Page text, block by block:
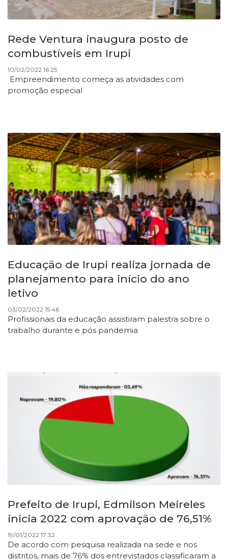
Rede Ventura inaugura posto de
combustíveis em Irupi
10/02/2022 16:25
Empreendimento começa as atividades com
promoção especial
Educação de Irupi realiza jornada de
planejamento para início do ano
letivo
03/02/2022 15:46
Profissionais da educação assistiram palestra sobre o
trabalho durante e pós pandemia
Prefeito de Irupi, Edmilson Meireles
inicia 2022 com aprovação de 76,51%
19/01/2022 17:32
De acordo com pesquisa realizada na sede e nos
distritos, mais de 76% dos entrevistados classificaram a